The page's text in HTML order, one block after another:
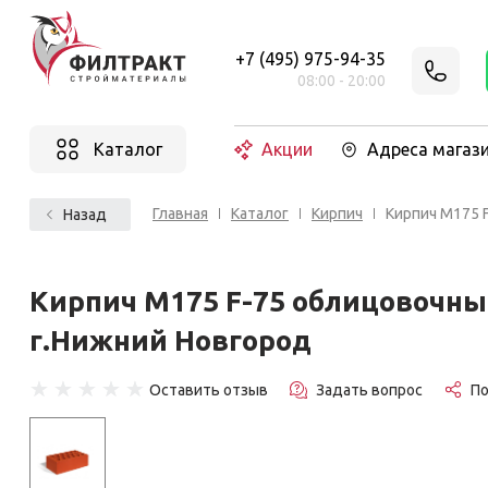
+7 (495) 975-94-35
08:00 - 20:00
Каталог Акции Адреса
Назад Главная Каталог Кирпич Кирпич М175
Кирпич М175 F-75
г.Нижний Новгород
Оставить отзыв Задать вопрос